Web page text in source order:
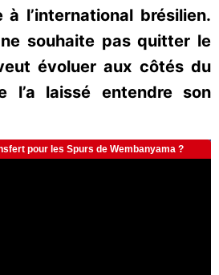
l’international brésilien.
souhaite pas quitter le
évoluer aux côtés du
l’a laissé entendre son